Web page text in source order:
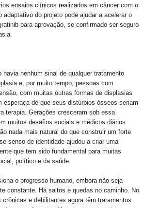
ensaios clínicos realizados em câncer com o
adaptativo do projeto pode ajudar a acelerar o
para aprovação, se confirmado ser seguro
havia nenhum sinal de qualquer tratamento
e, por muito tempo, pessoas com
com muitas outras formas de displasias
esperaça de que seus distúrbios ósseos seriam
terapia. Gerações cresceram sob essa
muitos desafios sociais e médicos diários
nada mais natural do que construir um forte
senso de identidade ajudou a criar uma
que tem sido fundamental para muitas
político e da saúde.
o progresso humano, embora não seja
constante. Há saltos e quedas no caminho. No
e debilitantes agora têm tratamentos